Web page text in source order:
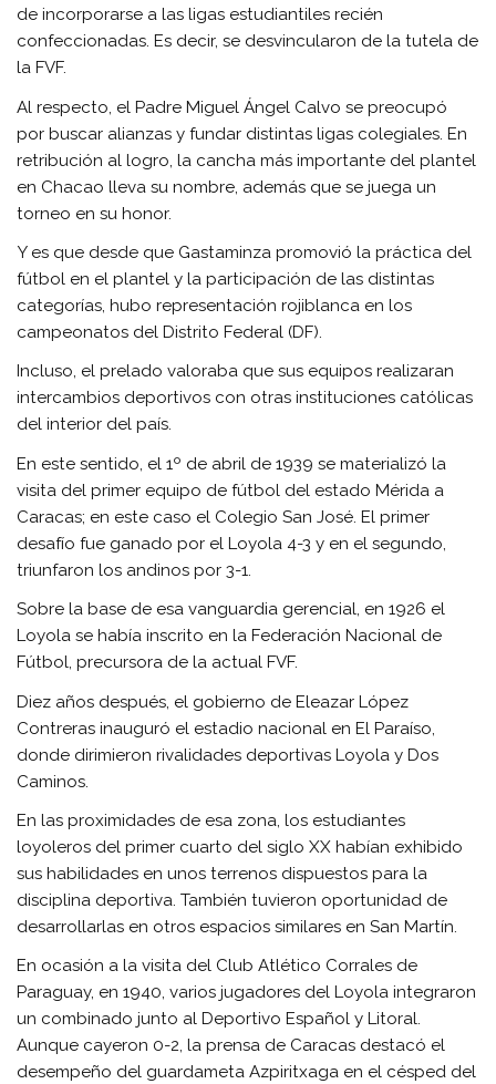
de incorporarse a las ligas estudiantiles recién
confeccionadas. Es decir, se desvincularon de la tutela de
la FVF.
Al respecto, el Padre Miguel Ángel Calvo se preocupó
por buscar alianzas y fundar distintas ligas colegiales. En
retribución al logro, la cancha más importante del plantel
en Chacao lleva su nombre, además que se juega un
torneo en su honor.
Y es que desde que Gastaminza promovió la práctica del
fútbol en el plantel y la participación de las distintas
categorías, hubo representación rojiblanca en los
campeonatos del Distrito Federal (DF).
Incluso, el prelado valoraba que sus equipos realizaran
intercambios deportivos con otras instituciones católicas
del interior del país.
En este sentido, el 1º de abril de 1939 se materializó la
visita del primer equipo de fútbol del estado Mérida a
Caracas; en este caso el Colegio San José. El primer
desafío fue ganado por el Loyola 4-3 y en el segundo,
triunfaron los andinos por 3-1.
Sobre la base de esa vanguardia gerencial, en 1926 el
Loyola se había inscrito en la Federación Nacional de
Fútbol, precursora de la actual FVF.
Diez años después, el gobierno de Eleazar López
Contreras inauguró el estadio nacional en El Paraíso,
donde dirimieron rivalidades deportivas Loyola y Dos
Caminos.
En las proximidades de esa zona, los estudiantes
loyoleros del primer cuarto del siglo XX habían exhibido
sus habilidades en unos terrenos dispuestos para la
disciplina deportiva. También tuvieron oportunidad de
desarrollarlas en otros espacios similares en San Martín.
En ocasión a la visita del Club Atlético Corrales de
Paraguay, en 1940, varios jugadores del Loyola integraron
un combinado junto al Deportivo Español y Litoral.
Aunque cayeron 0-2, la prensa de Caracas destacó el
desempeño del guardameta Azpiritxaga en el césped del